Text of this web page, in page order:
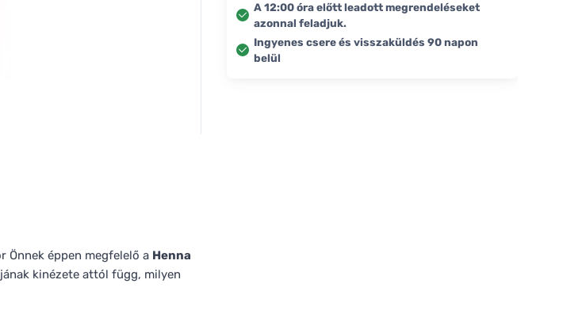
Önnek éppen megfelelő a Henna
kinézete attól függ, milyen
A 12:00 óra előtt leadott megrendeléseket
azonnal feladjuk.
Ingyenes csere és visszaküldés 90 napon
belül